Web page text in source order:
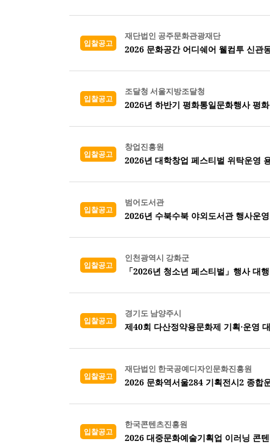
입찰공고
재단법인 공주문화관광재단
2026 문화공간 어디쉐어 웰컴투 신관
입찰공고
조달청 서울지방조달청
2026년 하반기 평화통일문화행사 평
입찰공고
창업진흥원
2026년 대학창업 페스티벌 위탁운영
입찰공고
범어도서관
2026년 수북수북 야외도서관 행사운
입찰공고
인천광역시 강화군
「2026년 청소년 페스티벌」행사 대
입찰공고
경기도 남양주시
제40회 다산정약용문화제 기획·운영
입찰공고
재단법인 한국공예디자인문화진흥원
2026 문화역서울284 기획전시2 종합
입찰공고
한국콘텐츠진흥원
2026 대중문화예술기획업 이러닝 콘